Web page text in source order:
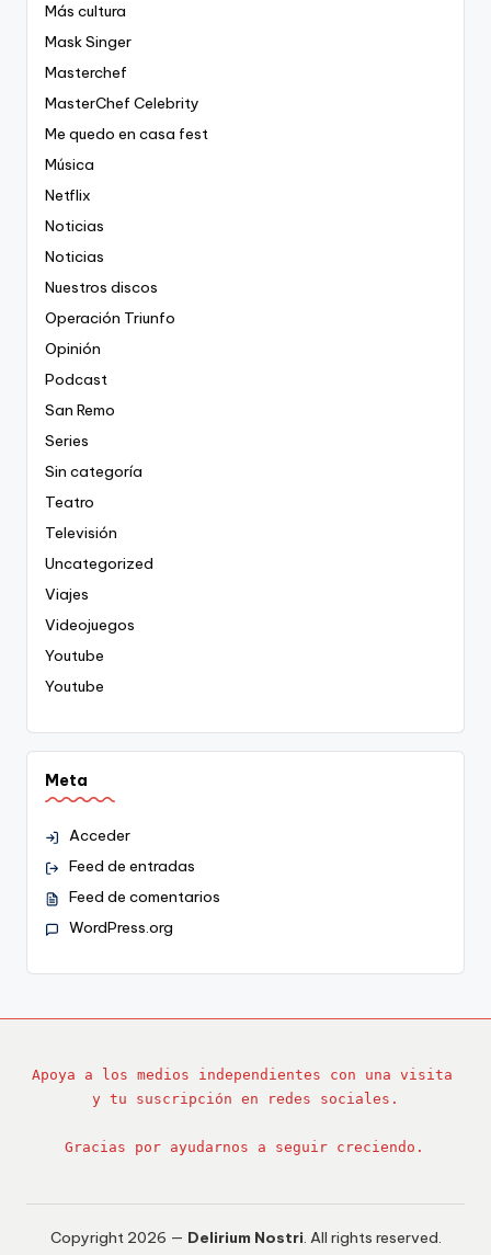
Más cultura
Mask Singer
Masterchef
MasterChef Celebrity
Me quedo en casa fest
Música
Netflix
Noticias
Noticias
Nuestros discos
Operación Triunfo
Opinión
Podcast
San Remo
Series
Sin categoría
Teatro
Televisión
Uncategorized
Viajes
Videojuegos
Youtube
Youtube
Meta
Acceder
Feed de entradas
Feed de comentarios
WordPress.org
Apoya a los medios independientes con una visita
y tu suscripción en redes sociales.
Gracias por ayudarnos a seguir creciendo.
Copyright 2026 — Delirium Nostri. All rights reserved.